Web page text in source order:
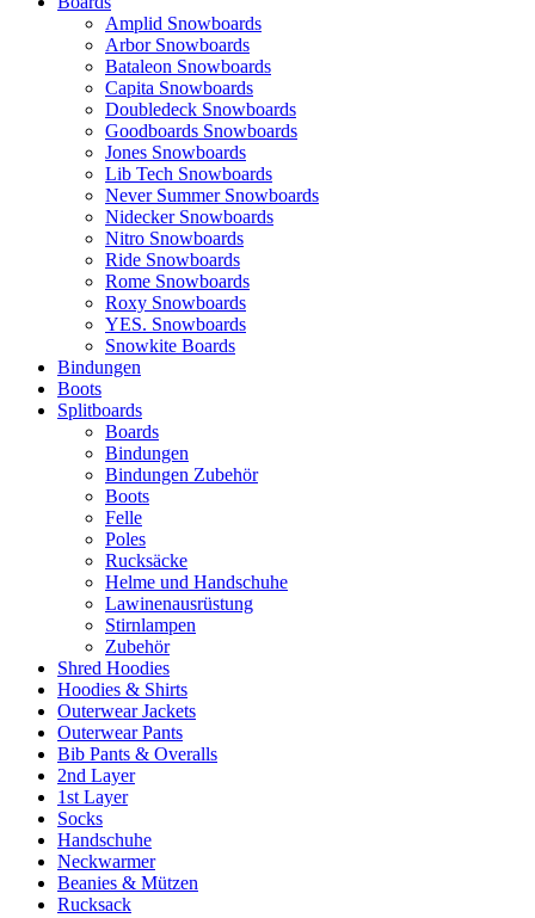
Amplid Snowboards
Arbor Snowboards
Bataleon Snowboards
Capita Snowboards
Doubledeck Snowboards
Goodboards Snowboards
Jones Snowboards
Lib Tech Snowboards
Never Summer Snowboards
Nidecker Snowboards
Nitro Snowboards
Ride Snowboards
Rome Snowboards
Roxy Snowboards
YES. Snowboards
Snowkite Boards
Bindungen
Boots
Splitboards
Boards
Bindungen
Bindungen Zubehör
Boots
Felle
Poles
Rucksäcke
Helme und Handschuhe
Lawinenausrüstung
Stirnlampen
Zubehör
Shred Hoodies
Hoodies & Shirts
Outerwear Jackets
Outerwear Pants
Bib Pants & Overalls
2nd Layer
1st Layer
Socks
Handschuhe
Neckwarmer
Beanies & Mützen
Rucksack